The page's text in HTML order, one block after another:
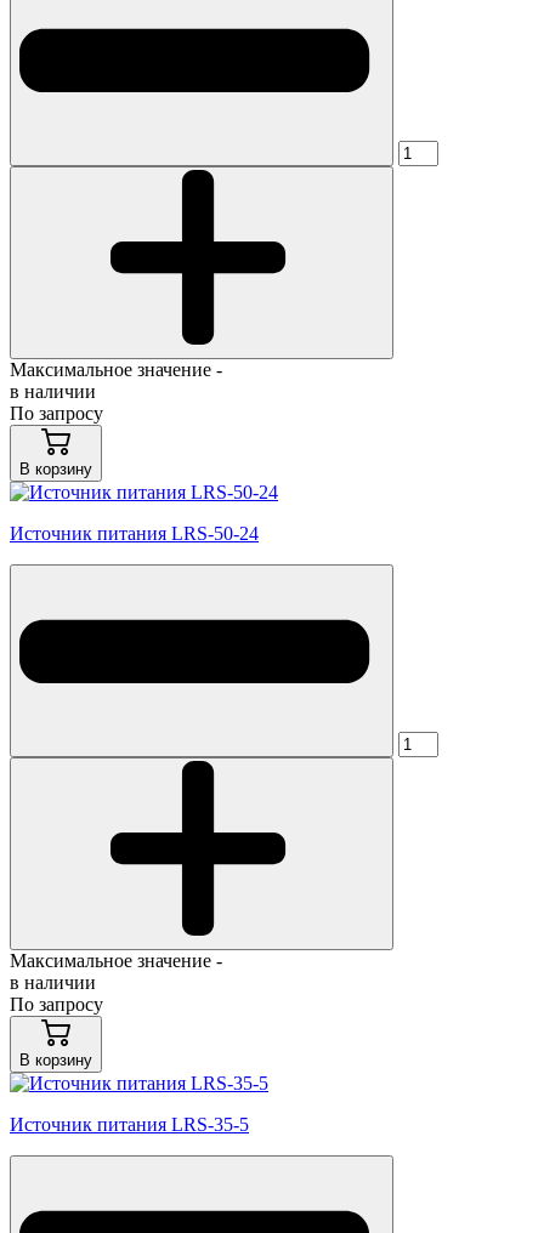
Максимальное значение -
в наличии
По запросу
В корзину
Источник питания LRS-50-24
Максимальное значение -
в наличии
По запросу
В корзину
Источник питания LRS-35-5